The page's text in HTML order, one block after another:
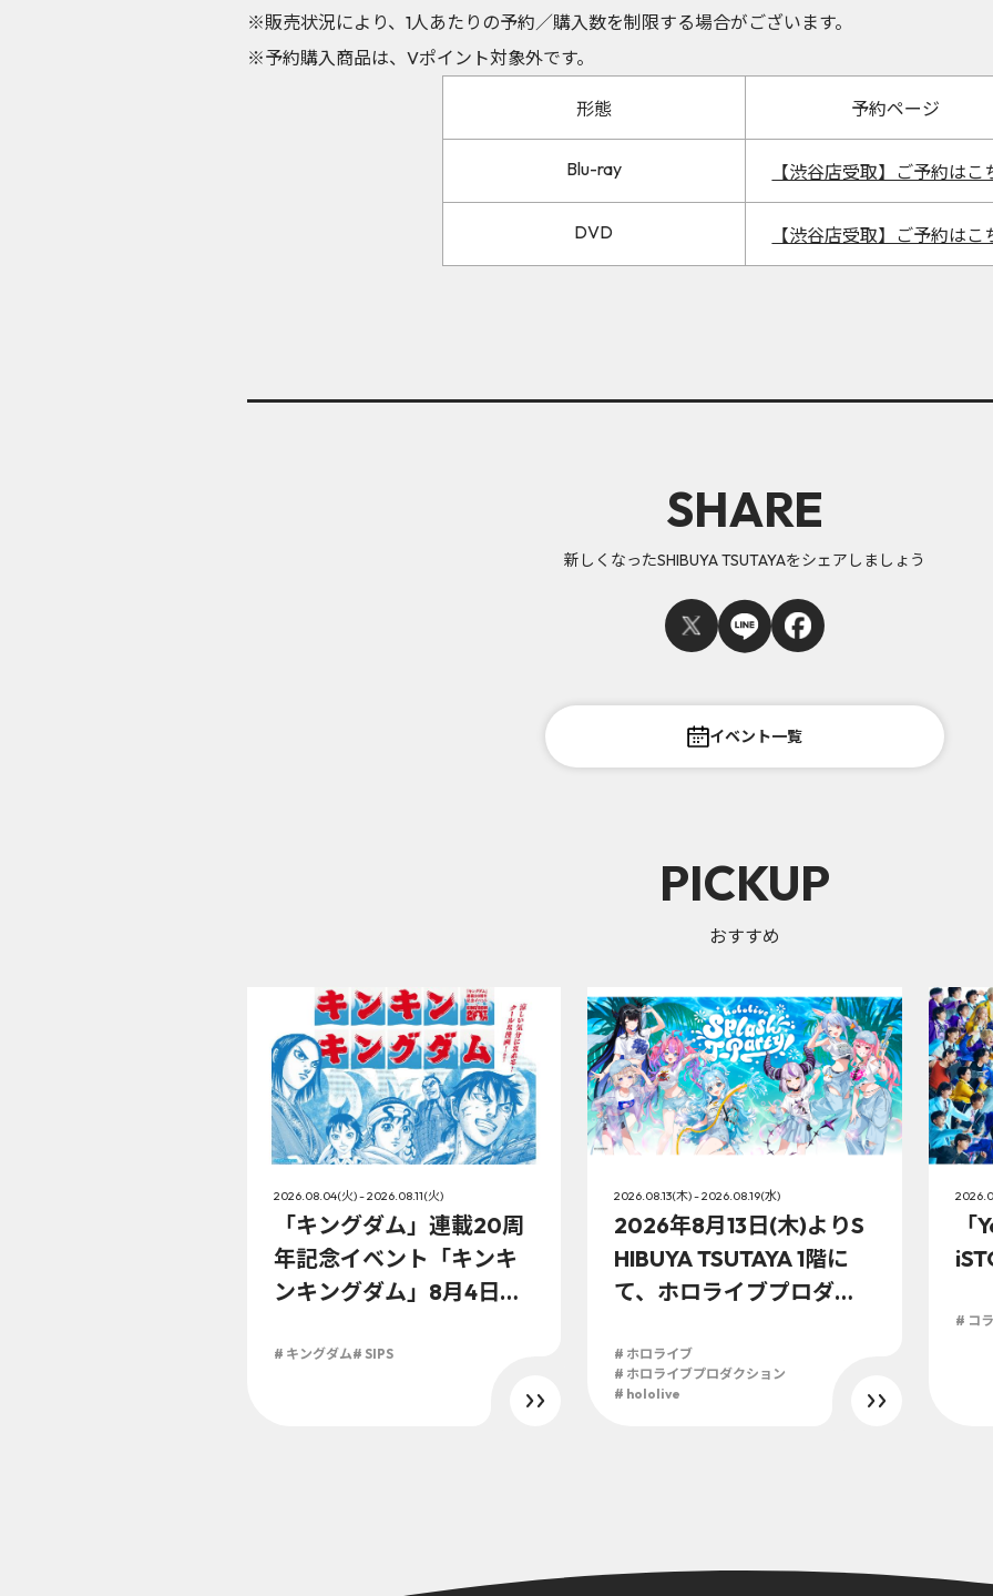
※販売状況により、1人あたりの予約／購入数を制限する場合がございます。
※予約購入商品は、Vポイント対象外です。
形態 予約ページ
Blu-ray 【渋谷店受取】ご予約はこ
DVD 【渋谷店受取】ご予約はこ
SHARE
新しくなったSHIBUYA TSUTAYAをシェアしましょう
イベント一覧
PICKUP
おすすめ
2026.08.04(火) - 2026.08.11(火)
「キングダム」連載20周
年記念イベント「キンキ
ンキングダム」8月4日
# キングダム# SIPS
2026.08.13(木) - 2026.08.19(水)
2026年8月13日(木)よりS
HIBUYA TSUTAYA 1階に
て、ホロライブプロダク
ャツ展示イベントを開
催！
# ホロライブ
# ホロライブプロダクション
# hololive
# コ